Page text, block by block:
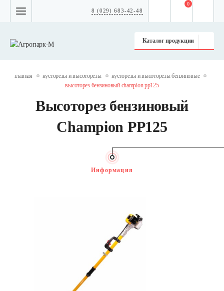
8 (029) 683-42-48
Каталог продукции
0
главная кусторезы и высоторезы
кусторезы и высоторезы бензиновые
высоторез бензиновый champion pp125
Высоторез бензиновый
Champion PP125
Информация